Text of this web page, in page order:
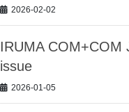
2026-02-02
IRUMA COM+COM
issue
2026-01-05